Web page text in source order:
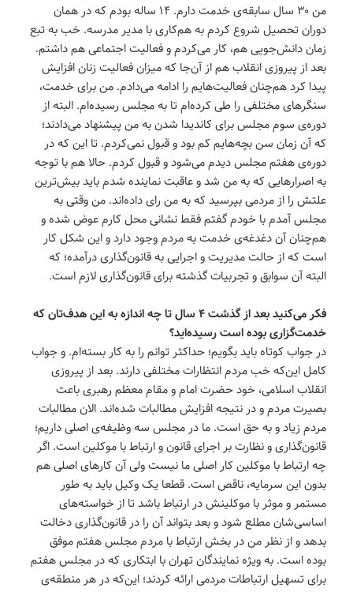
من ۳۰ سال سابقه‌ی خدمت دارم. ۱۴ ساله بودم که در همان
دوران تحصیل شروع کردم به هم‌کاری با مدیر مدرسه. خب به تبع
زمان دانش‌جویی هم‌، کار می‌کردم و فعالیت اجتماعی هم داشتم.
بعد از پیروزی انقلاب هم از آن‌‌جا که میزان فعالیت زنان افزایش
پیدا کرد هم‌چنان فعالیت‌هایم را ادامه می‌دادم. من برای خدمت،
سنگرهای مختلفی را طی کرده‌ام تا به مجلس رسیده‌ام. البته از
دوره‌ی سوم مجلس برای کاندیدا شدن به من پیشنهاد می‌دادند؛
که آن زمان سن بچه‌هایم کم بود و قبول نمی‌کردم. تا این که در
دوره‌ی هفتم مجلس دیدم می‌شود و قبول کردم‌. حالا هم با توجه
به اصرارهایی که به من شد و عاقبت نماینده شدم باید بیش‌ترین
علتش را از مردمی بپرسید که به من رای داده‌اند. من وقتی به
مجلس آمدم با خودم گفتم فقط نشانی محل کارم عوض شده و
هم‌چنان آن دغدغه‌ی خدمت به مردم وجود دارد و این شکل کار
است که از حالت مدیریت و اجرایی به قانون‌گذاری درآمده؛ که
البته آن سوابق و تجربیات گذشته برای قانون‌گذاری لازم است.
فکر می‌کنید بعد از گذشت ۴ سال تا چه اندازه به این هدف‌تان که
خدمت‌گزاری بوده است رسیده‌اید؟
در جواب کوتاه باید بگویم؛ حداکثر توانم را به کار بسته‌ام. و جواب
کامل این‌که خب مردم انتظارات مختلفی دارند. بعد از پیروزی
انقلاب اسلامی، خود حضرت امام و مقام معظم رهبری باعث
بصیرت مردم و در نتیجه افزایش مطالبات شده‌اند. الان مطالبات
مردم زیاد و به حق است. ما در مجلس سه وظیفه‌ی اصلی داریم؛
قانون‌گذاری و نظارت بر اجرای قانون و ارتباط با موکلین است. اگر
چه ارتباط با موکلین کار اصلی ما نیست ولی آن کارهای اصلی هم
بدون این سرمایه، ناقص است. قطعا یک وکیل باید به طور
مستمر و موثر با موکلینش در ارتباط باشد تا از خواسته‌های
اساسی‌شان مطلع شود و بعد بتواند آن را در قانون‌گذاری دخالت
بدهد و از نظر من در بخش ارتباط با مردم مجلس هفتم موفق
بوده است. به ویژه نمایندگان تهران با ابتکاری که در مجلس هفتم
برای تسهیل ارتباطات مردمی ارائه کردند؛ این‌که در هر منطقه‌ی